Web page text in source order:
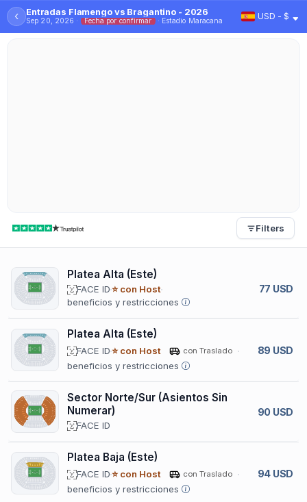
‹ Entradas Flamengo vs Bragantino - 2026
Sep 20, 2026 · Fecha por confirmar · Estadio Maracana USD - $
Filters
Platea Alta (Este)
FACE ID⭐ con Host
beneficios y restricciones
77 USD
Platea Alta (Este)
FACE ID⭐ con Host con Traslado
beneficios y restricciones
89 USD
Sector Norte/Sur (Asientos Sin
Numerar)
FACE ID
90 USD
Platea Baja (Este)
FACE ID⭐ con Host con Traslado
beneficios y restricciones
94 USD